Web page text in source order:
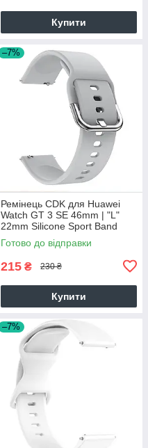
Купити
–7%
Ремінець CDK для Huawei
Watch GT 3 SE 46mm | "L"
22mm Silicone Sport Band
Classic (011018) (grey)
Готово до відправки
215 ₴ 230 ₴
Купити
–7%